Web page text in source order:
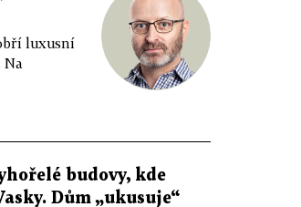
luxusní
Na
budovy, kde
Dům „ukusuje“